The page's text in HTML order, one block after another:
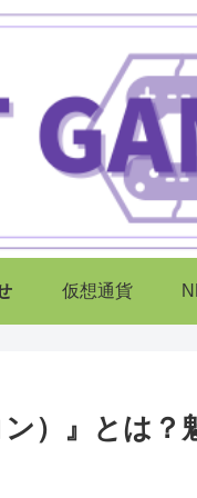
仮想通貨
）』とは？